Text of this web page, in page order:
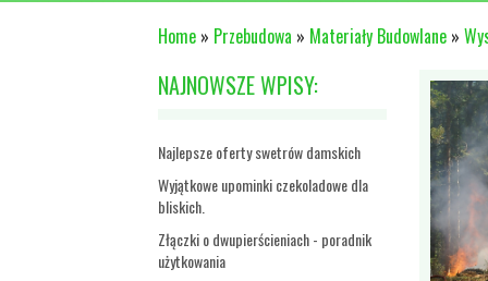
Home » Przebudowa » Materiały Budowlane »
NAJNOWSZE WPISY:
Najlepsze oferty swetrów damskich
Wyjątkowe upominki czekoladowe dla
bliskich.
Złączki o dwupierścieniach - poradnik
użytkowania